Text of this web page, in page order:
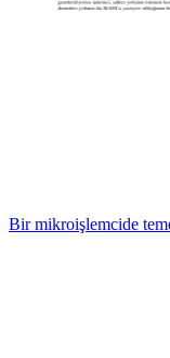
Bir mikroişlemcide